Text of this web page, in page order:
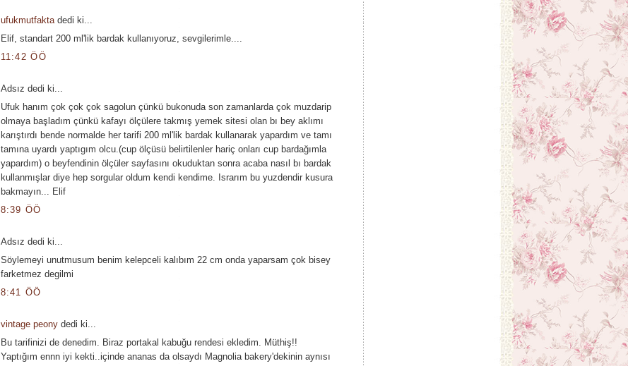
ufukmutfaktadedi ki...
Elif, standart 200 ml'lik bardak kullanıyoruz, sevgilerimle....
11:42 ÖÖ
Adsız dedi ki...
Ufuk hanım çok çok çok sagolun çünkü bukonuda son zamanlarda çok muzdarip
olmaya başladım çünkü kafayı ölçülere takmış yemek sitesi olan bı bey aklımı
karıştırdı bende normalde her tarifi 200 ml'lik bardak kullanarak yapardım ve tamı
tamına uyardı yaptıgım olcu.(cup ölçüsü belirtilenler hariç onları cup bardağımla
yapardım) o beyfendinin ölçüler sayfasını okuduktan sonra acaba nasıl bı bardak
kullanmışlar diye hep sorgular oldum kendi kendime. Israrım bu yuzdendir kusura
bakmayın... Elif
8:39 ÖÖ
Adsız dedi ki...
Söylemeyi unutmusum benim kelepceli kalıbım 22 cm onda yaparsam çok bisey
farketmez degilmi
8:41 ÖÖ
vintage peonydedi ki...
Bu tarifinizi de denedim. Biraz portakal kabuğu rendesi ekledim. Müthiş!!
Yaptığım ennn iyi kekti..içinde ananas da olsaydı Magnolia bakery'dekinin aynısı